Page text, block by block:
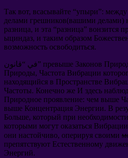
Так вот, всасывайте “упыри”:
делами грешников(вашими делами)
разница, и эта “разница” вонзится
ыциндаз, и таким образом
возможность освободиться.
في “قانون” превыше Законов
Природы, Частота Вибрации
находящийся в Пространстве
Частоты. Конечно же И здесь
Природное проявление: чем выше
выше Концентрация Энергии. В
Больше, который при
которыми могут оказаться
они настойчиво, оперируя своими
препятствуют Естественному
Энергий.